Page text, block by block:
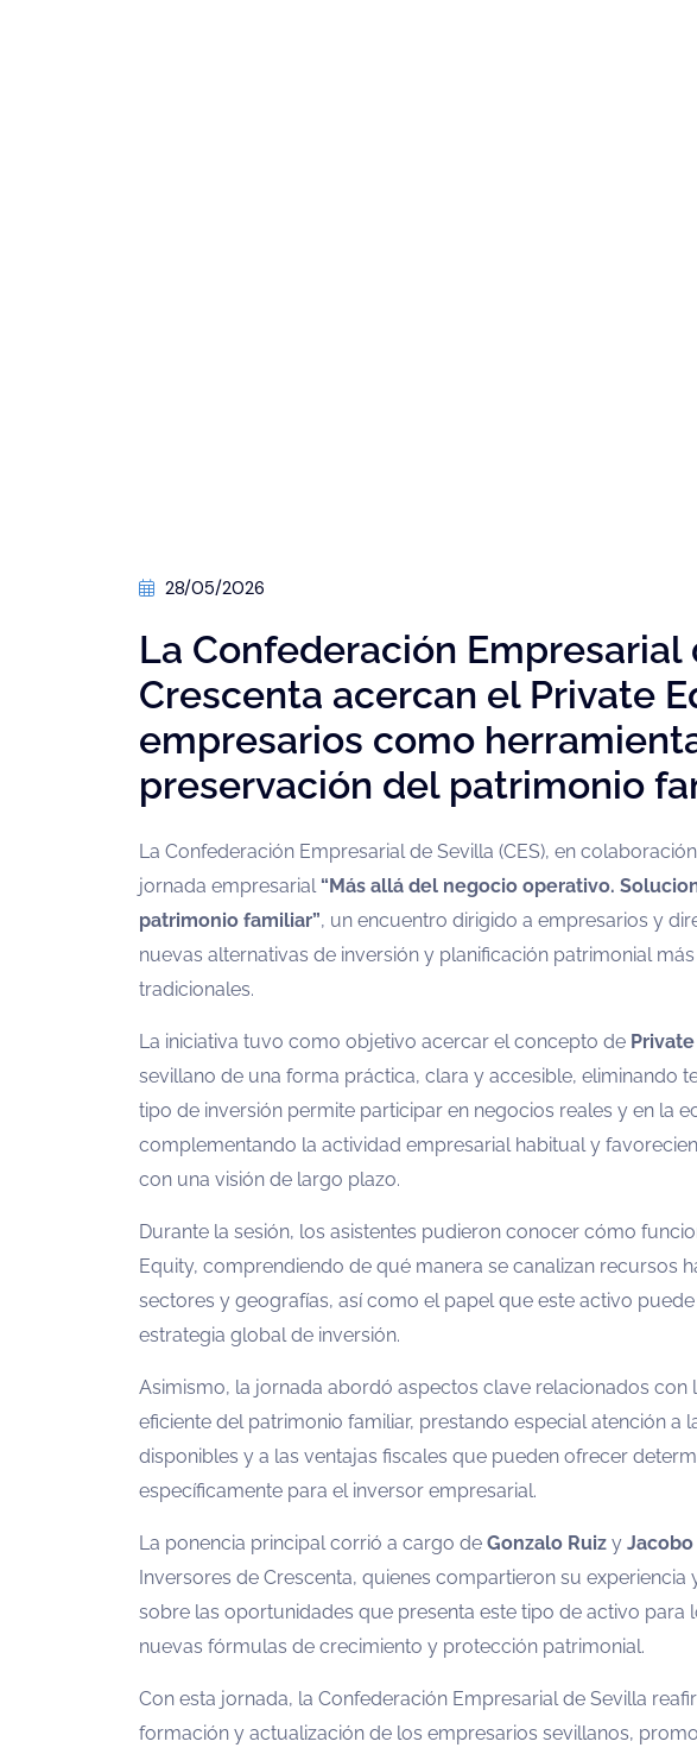
28/05/2026
La Confederación Empresarial
Crescenta acercan el Private
empresarios como
preservación del patrimonio
La Confederación Empresarial de Sevilla (CES), en
jornada empresarial “Más allá del negocio operativo.
patrimonio familiar”, un encuentro dirigido a empresarios y
nuevas alternativas de inversión y planificación patrimonial
tradicionales.
La iniciativa tuvo como objetivo acercar el concepto de
sevillano de una forma práctica, clara y accesible, eliminando
tipo de inversión permite participar en negocios reales y en la
complementando la actividad empresarial habitual y
con una visión de largo plazo.
Durante la sesión, los asistentes pudieron conocer cómo
Equity, comprendiendo de qué manera se canalizan recursos
sectores y geografías, así como el papel que este activo
estrategia global de inversión.
Asimismo, la jornada abordó aspectos clave relacionados con
eficiente del patrimonio familiar, prestando especial atención a
disponibles y a las ventajas fiscales que pueden ofrecer
específicamente para el inversor empresarial.
La ponencia principal corrió a cargo de Gonzalo Ruiz y
Inversores de Crescenta, quienes compartieron su
sobre las oportunidades que presenta este tipo de activo para
nuevas fórmulas de crecimiento y protección patrimonial.
Con esta jornada, la Confederación Empresarial de Sevilla
formación y actualización de los empresarios sevillanos,